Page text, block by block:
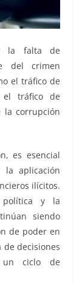
la falta de
del crimen
el tráfico de
tráfico de
la corrupción
es esencial
aplicación
ilícitos.
y la
siendo
de poder en
decisiones
un ciclo de